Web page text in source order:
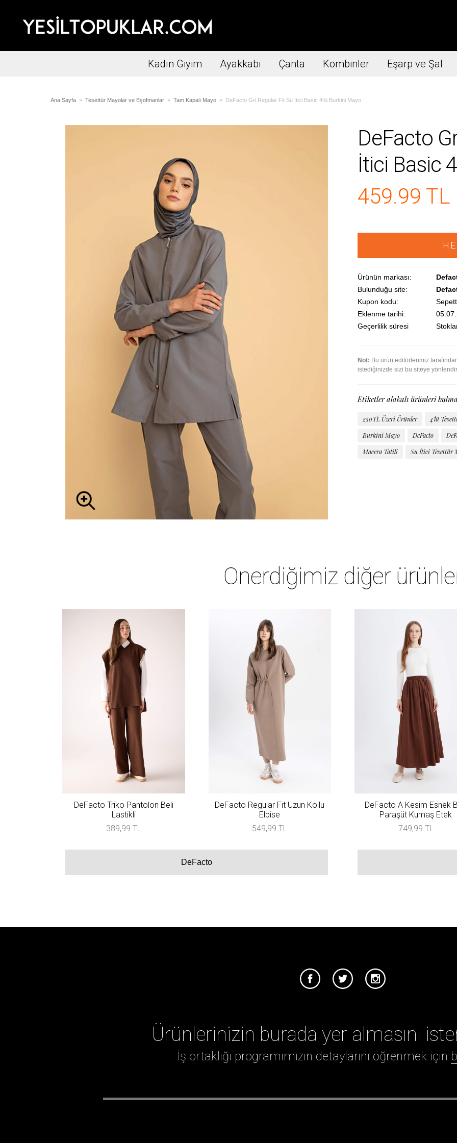
Kadın Giyim Ayakkabı Çanta Kombinler Eşarp ve Şal
Ana Sayfa »Tesettür Mayolar ve Eşofmanlar »Tam Kapalı Mayo » DeFacto Gri Regular Fit Su İtici Basic 4’lü Burkini Mayo
DeFacto
İtici Basic
459.99 TL
Ürünün markası:
Bulunduğu site:
Kupon kodu:
Eklenme tarihi:
Geçerlilik süresi
Not: Bu ürün editörlerimiz
istediğinizde sizi bu siteye
Etiketler alakalı ürünleri
250TL Üzeri Ürünler
4'lü
Burkini Mayo
DeFacto
Macera Tatili
Su İtici Tesettür
Önerdiğimiz diğer
DeFacto Triko Pantolon Beli
Lastikli
389,99 TL
DeFacto Regular Fit Uzun Kollu
Elbise
549,99 TL
DeFacto A Kesim Esnek
Paraşüt Kumaş Etek
749,99 TL
DeFacto
Ürünlerinizin burada yer almasını
İş ortaklığı programımızın detaylarını öğrenmek için